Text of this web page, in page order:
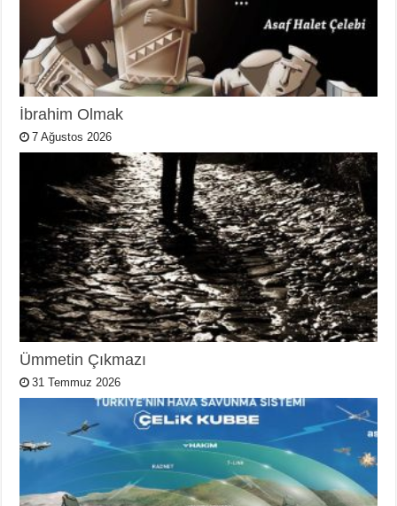
İbrahim Olmak
7 Ağustos 2026
Ümmetin Çıkmazı
31 Temmuz 2026